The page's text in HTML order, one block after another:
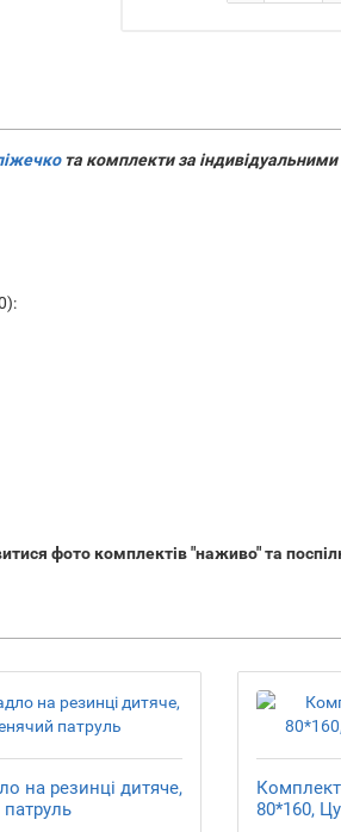
та комплекти за
фото комплектів "наживо" та
на резинці дитяче,
Комплект
80*160,